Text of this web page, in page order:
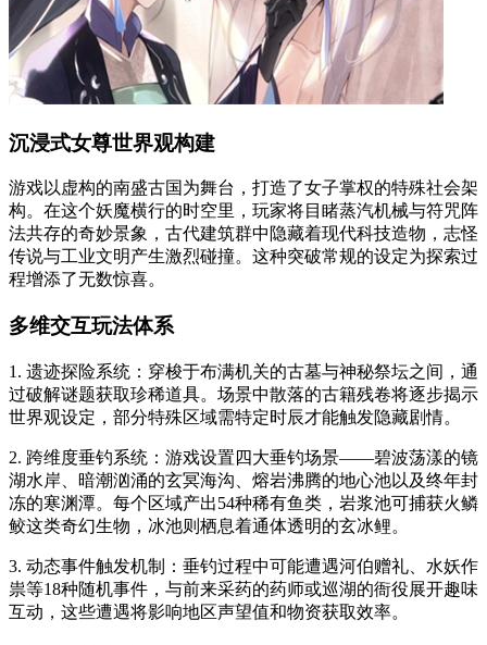
沉浸式女尊世界观构建
游戏以虚构的南盛古国为舞台，打造了女子掌权的特殊社会架
构。在这个妖魔横行的时空里，玩家将目睹蒸汽机械与符咒阵
法共存的奇妙景象，古代建筑群中隐藏着现代科技造物，志怪
传说与工业文明产生激烈碰撞。这种突破常规的设定为探索过
程增添了无数惊喜。
多维交互玩法体系
1. 遗迹探险系统：穿梭于布满机关的古墓与神秘祭坛之间，通
过破解谜题获取珍稀道具。场景中散落的古籍残卷将逐步揭示
世界观设定，部分特殊区域需特定时辰才能触发隐藏剧情。
2. 跨维度垂钓系统：游戏设置四大垂钓场景——碧波荡漾的镜
湖水岸、暗潮汹涌的玄冥海沟、熔岩沸腾的地心池以及终年封
冻的寒渊潭。每个区域产出54种稀有鱼类，岩浆池可捕获火鳞
鲛这类奇幻生物，冰池则栖息着通体透明的玄冰鲤。
3. 动态事件触发机制：垂钓过程中可能遭遇河伯赠礼、水妖作
祟等18种随机事件，与前来采药的药师或巡湖的衙役展开趣味
互动，这些遭遇将影响地区声望值和物资获取效率。